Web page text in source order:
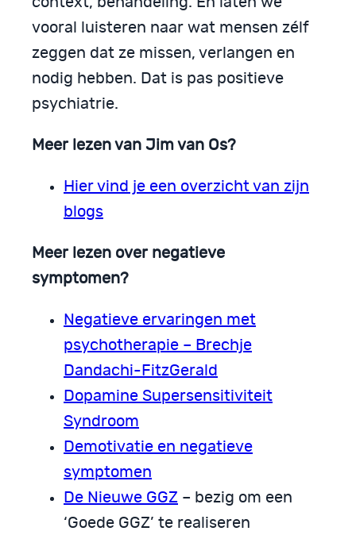
vooral luisteren naar wat mensen zélf
zeggen dat ze missen, verlangen en
nodig hebben. Dat is pas positieve
psychiatrie.
Meer lezen van Jim van Os?
Hier vind je een overzicht van zijn
blogs
Meer lezen over negatieve
symptomen?
Negatieve ervaringen met
psychotherapie – Brechje
Dandachi-FitzGerald
Dopamine Supersensitiviteit
Syndroom
Demotivatie en negatieve
symptomen
De Nieuwe GGZ – bezig om een
‘Goede GGZ’ te realiseren